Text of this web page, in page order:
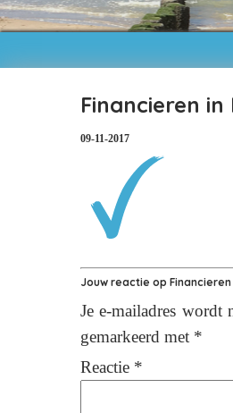
Financieren in
09-11-2017
Jouw reactie op Financieren
Je e-mailadres wordt
gemarkeerd met *
Reactie *